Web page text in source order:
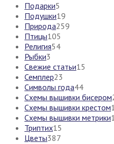
Подарки5
Подушки19
Природа259
Птицы105
Религия54
Рыбки3
Свежие статьи15
Семплер23
Символы года44
Схемы вышивки бисером
Схемы вышивки крестом
Схемы вышивки метрики
Триптих15
Цветы387